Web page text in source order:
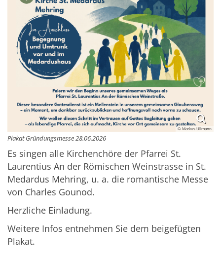
© Markus Ullmann
Plakat Gründungsmesse 28.06.2026
Es singen alle Kirchenchöre der Pfarrei St.
Laurentius An der Römischen Weinstrasse in St.
Medardus Mehring, u. a. die romantische Messe
von Charles Gounod.
Herzliche Einladung.
Weitere Infos entnehmen Sie dem beigefügten
Plakat.